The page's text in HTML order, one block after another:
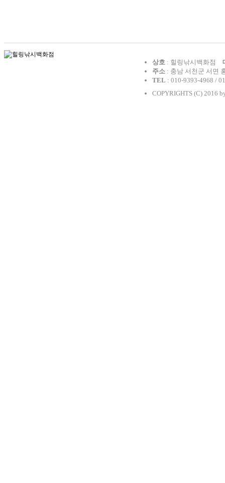
상호 : 힐링낚시백화점
주소 : 충남 서천군 서면
TEL : 010-9393-4968 /
COPYRIGHTS (C) 2016